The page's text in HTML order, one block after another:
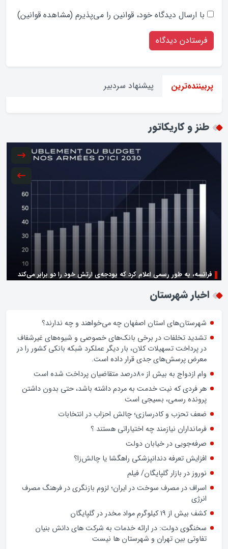
با ارسال دیدگاه‌ خود، قوانین را می‌پذیرم (مشاهده قوانین)
پربیننده‌ترین پیشنهاد سردبیر
طنز و کاریکاتور
فرانسه، به طور رسمی اعلام کرد که بودجه‌ی ارتش خود را دو برابر می‌کند
زن اگر خوب باشه یه زندگی حالش خوبه/روز زن مبارک
اخبار شهرستان
شهرستان‌های استان اصفهان چه می‌خواهند و چه ندارند؟
تشدید تخلفات در برخی بانک‌های خصوصی و شیوه‌های غیرشفاف
در پرداخت تسهیلات کلان، بار دیگر عملکرد شبکه بانکی کشور را در
معرض پرسش‌های جدی قرار داده است.
وام ازدواج به بیش از 80درصد متقاضیان پرداخت شده است
هر فردی که نیت خدمت به مردم داشته باشد، حتی بدون داشتن
پرونده رسمی، بسیجی است
ضعف تحزب و کادرسازی؛ چالش احزاب در انتخابات
فرمانداران نیازمند چه اختیاراتی هستند ؟
صرفه‌جویی در خیابان دولت
افزایش تعرفه دندانپزشکی راهگشا یا چالش‌زا؟
نوروز در بازار گلپایگان/ فیلم
اسراف در مصرف سوخت در ایران؛ لزوم بازنگری در فرهنگ مصرف
انرژی